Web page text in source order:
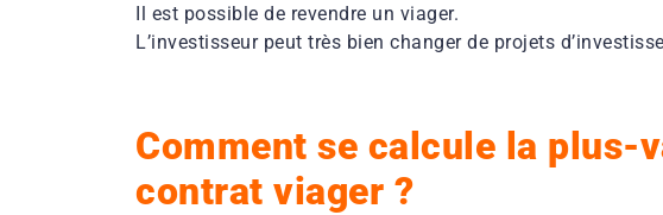
Il est possible de revendre un viager.
L’investisseur peut très bien changer de projets
Comment se calcule la plus-
contrat viager ?